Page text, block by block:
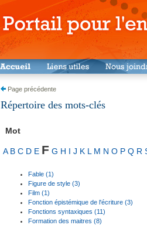
Page précédente
Répertoire des mots-clés
Mot
A B C D E F G H I J K L M N O P Q R
Fable (1)
Figure de style (3)
Film (1)
Fonction épistémique de l'écriture (3)
Fonctions syntaxiques (11)
Formation des maitres (8)